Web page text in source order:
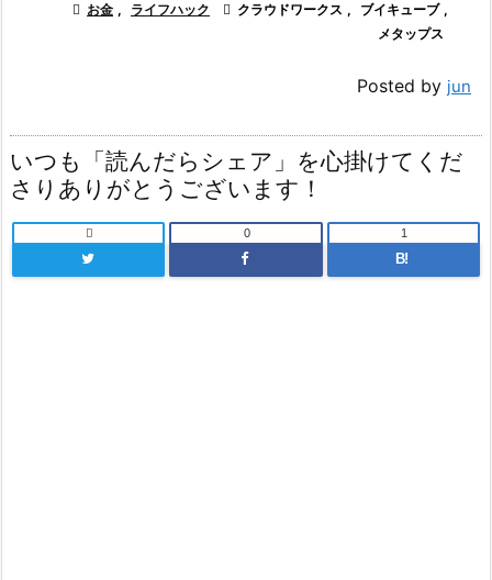
 お金 , ライフハック  クラウドワークス , ブイキューブ ,
メタップス
Posted by jun
いつも「読んだらシェア」を心掛けてくだ
さりありがとうございます！
 0
B!
1